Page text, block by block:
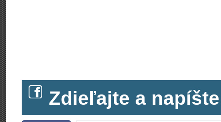
Zdieľajte a